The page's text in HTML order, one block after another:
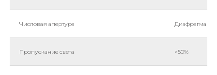
Числовая апертура Диафрагма f/
Пропускание света >50%